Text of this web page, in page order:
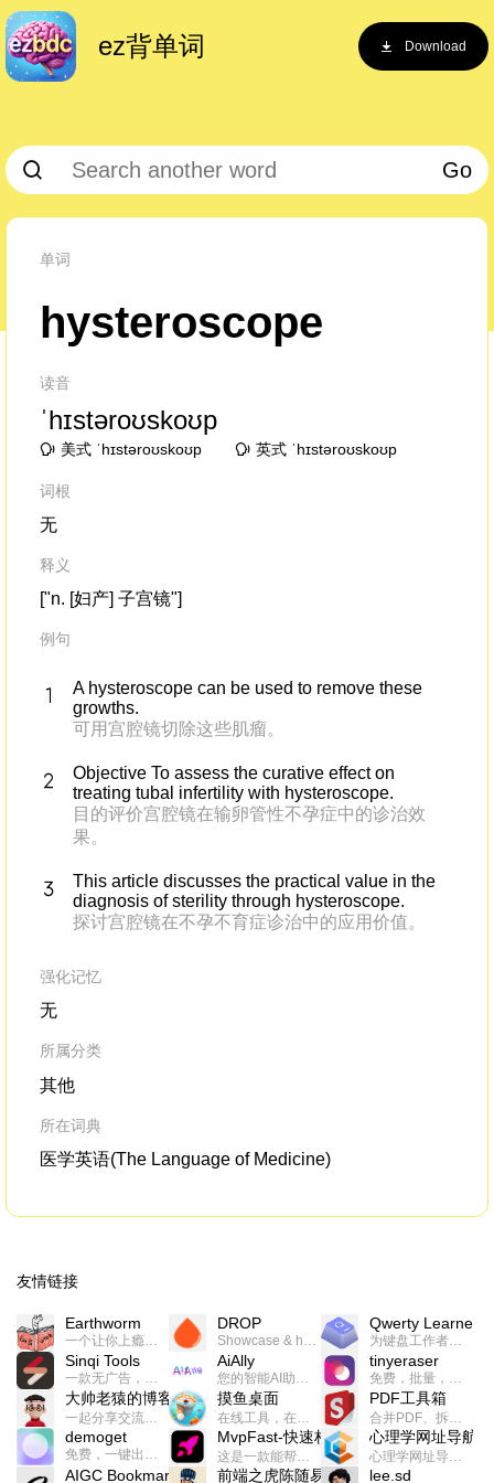
ez背单词 Download
Go
单词
hysteroscope
读音
ˈhɪstəroʊskoʊp
美式 ˈhɪstəroʊskoʊp 英式 ˈhɪstəroʊskoʊp
词根
无
释义
["n. [妇产] 子宫镜"]
例句
A hysteroscope can be used to remove these
growths.
可用宫腔镜切除这些肌瘤。
Objective To assess the curative effect on
treating tubal infertility with hysteroscope.
目的评价宫腔镜在输卵管性不孕症中的诊治效
果。
This article discusses the practical value in the
diagnosis of sterility through hysteroscope.
探讨宫腔镜在不孕不育症诊治中的应用价值。
强化记忆
无
所属分类
其他
所在词典
医学英语(The Language of Medicine)
友情链接
Earthworm
一个让你上瘾的英语学习工具，使用 连词成句 、 i + 1 、 以终为始等学习理论来帮助你习得英语，通过不断的重复形成肌肉记忆，最重要的是 游戏化 的形式让学习英语从此不再痛苦
DROP
Showcase & host your work in extraordinary ways.不限速文件分享，托管，建站平台
Qwerty Learner
为键盘工作者设计的单词与肌肉记忆锻炼软件
Sinqi Tools
一款无广告，界面清爽的神奇在线小工具集合，范围包括但不限于：开发，设计，日常生活等
AiAlly
您的智能AI助手解决方案。提供24/7全天候的高效虚拟员工服务，助力个人和组织提升生产力、激发创新潜能。
tinyeraser
免费，批量，快速，一键换背景的桌面软件
大帅老猿的博客
一起分享交流生活学习，出海赚钱，编程技术，远程工作，优秀产品等相关话题。希望大家都能有所收获。
摸鱼桌面
在线工具，在线游戏，电影，小说各种有趣的资源这里都有
PDF工具箱
合并PDF、拆分PDF、旋转PDF、裁剪PDF、转换PDF、加密PDF、解密PDF、PDF加水印等多种PDF处理功能
demoget
免费，一键出成片的录屏Demo软件。支持4K导出，立即下载使用。
MvpFast-快速构建网站应用
这是一款能帮助你快速构建个人网站的应用，使用最新的前端技术栈，集成登录、鉴权、手机、邮箱、数据库、博客、文章、支付等等网站所需要的功能，你只需要花几个小时开发你的核心功能就可以上线，一次购买，永久拥有
心理学网址导航
心理学网址导航(psyhhub.org),着力打造国内心理学资源平台，是一个心理学网址资源大全，提供心理学学习,心理学考研,英语自学,计算机自学等众多学习内容。
AIGC Bookmarks 前端之虎陈随易 lee.sd